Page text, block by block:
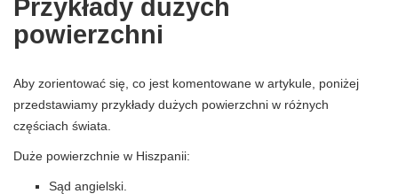
Przykłady dużych
powierzchni
Aby zorientować się, co jest komentowane w artykule, poniżej
przedstawiamy przykłady dużych powierzchni w różnych
częściach świata.
Duże powierzchnie w Hiszpanii:
Sąd angielski.